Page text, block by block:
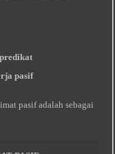
pasif
pasif adalah sebagai